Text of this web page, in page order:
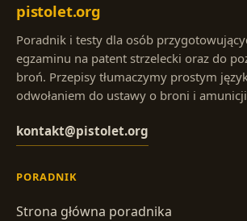
pistolet.org
Poradnik i testy dla osób
egzaminu na patent strzelecki oraz do
broń. Przepisy tłumaczymy prostym
odwołaniem do ustawy o broni i
kontakt@pistolet.org
PORADNIK
Strona główna poradnika